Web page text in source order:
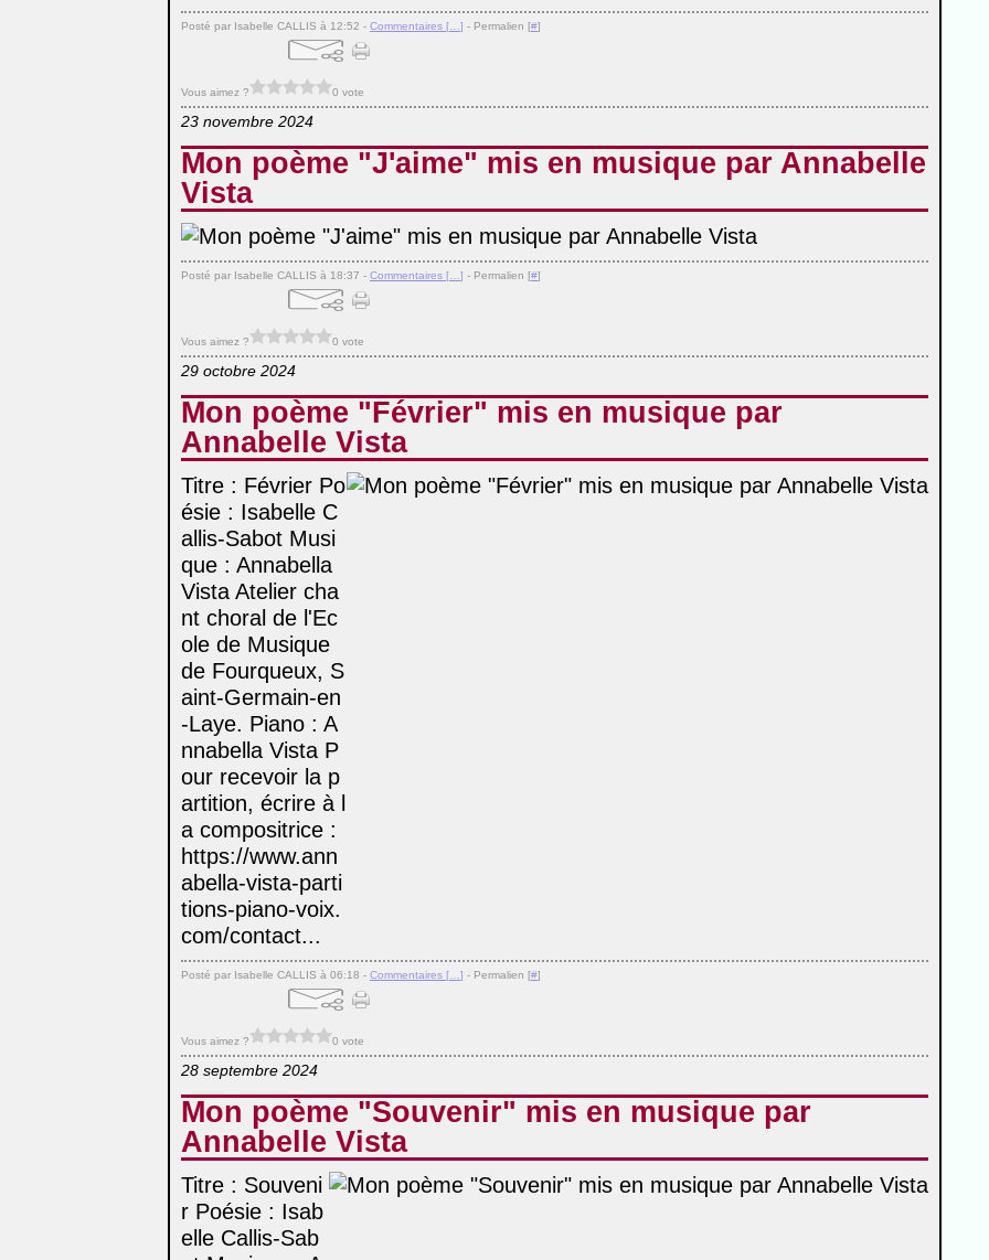
Posté par Isabelle CALLIS à 12:52 - Commentaires [ ] - Permalien [#]
Vous aimez ? 0 vote
23 novembre 2024
Mon poème "J'aime" mis en musique par Annabelle
Vista
Posté par Isabelle CALLIS à 18:37 - Commentaires [ ] - Permalien [#]
Vous aimez ? 0 vote
29 octobre 2024
Mon poème "Février" mis en musique par
Annabelle Vista
Titre : Février Po
ésie : Isabelle C
allis-Sabot Musi
que : Annabella
Vista Atelier cha
nt choral de l'Ec
ole de Musique
de Fourqueux, S
aint-Germain-en
-Laye. Piano : A
nnabella Vista P
our recevoir la p
artition, écrire à l
a compositrice :
https://www.ann
abella-vista-parti
tions-piano-voix.
com/contact...
Posté par Isabelle CALLIS à 06:18 - Commentaires [ ] - Permalien [#]
Vous aimez ? 0 vote
28 septembre 2024
Mon poème "Souvenir" mis en musique par
Annabelle Vista
Titre : Souveni
r Poésie : Isab
elle Callis-Sab